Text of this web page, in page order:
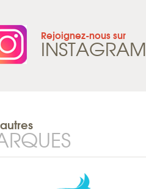
Rejoignez-nous sur
INSTAGRAM